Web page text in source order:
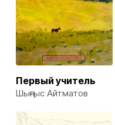
Первый учитель
Шыңғыс Айтматов